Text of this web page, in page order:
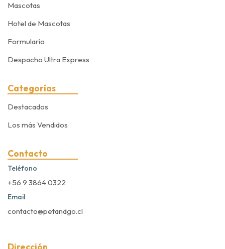
Mascotas
Hotel de Mascotas
Formulario
Despacho Ultra Express
Categorías
Destacados
Los más Vendidos
Contacto
Teléfono
+56 9 3864 0322
Email
contacto@petandgo.cl